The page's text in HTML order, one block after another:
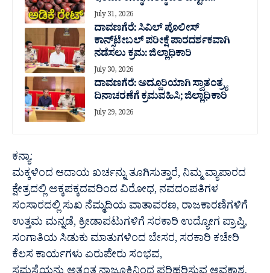
July 31, 2026
ದಾವಣಗೆರೆ: ಸಿವಿಲ್ ಪೊಲೀಸ್
ಕಾನ್ಸ್‌ಟೇಬಲ್ ಪರೀಕ್ಷೆ ಪಾರದರ್ಶಕವಾಗಿ
ನಡೆಸಲು ಕ್ರಮ: ಜಿಲ್ಲಾಧಿಕಾರಿ
July 30, 2026
ದಾವಣಗೆರೆ: ಅದ್ದೂರಿಯಾಗಿ ಸ್ವಾತಂತ್ರ್ಯ
ದಿನಾಚರಣೆಗೆ ಕ್ರಮವಹಿಸಿ; ಜಿಲ್ಲಾಧಿಕಾರಿ
July 29, 2026
ಕನ್ಯಾ:
ಮಕ್ಕಳಿಂದ ಆದಾಯ ಖರ್ಚನ್ನು ತೂಗಿಸುತ್ತಾರೆ, ನಿಮ್ಮ ವ್ಯಾಪಾರದ
ಕ್ಷೇತ್ರದಲ್ಲಿ ಅಕ್ಕಪಕ್ಕದವರಿಂದ ವಿರೋಧ, ನವದಂಪತಿಗಳ
ಸಂಸಾರದಲ್ಲಿ ಸುಖ ನೆಮ್ಮದಿಯ ವಾತಾವರಣ, ರಾಜಕಾರಣಿಗಳಿಗೆ
ಉತ್ತಮ ಮನ್ನಡೆ, ಕ್ರೀಡಾಪಟುಗಳಿಗೆ ಸರಕಾರಿ ಉದ್ಯೋಗ ಪ್ರಾಪ್ತಿ,
ಸಂಗಾತಿಯ ಸಿಡುಕು ಮಾತುಗಳಿಂದ ಬೇಸರ, ಸರಕಾರಿ ಕಚೇರಿ
ಕೆಲಸ ಕಾರ್ಯಗಳು ಏರುಪೇರು ಸಂಭವ,